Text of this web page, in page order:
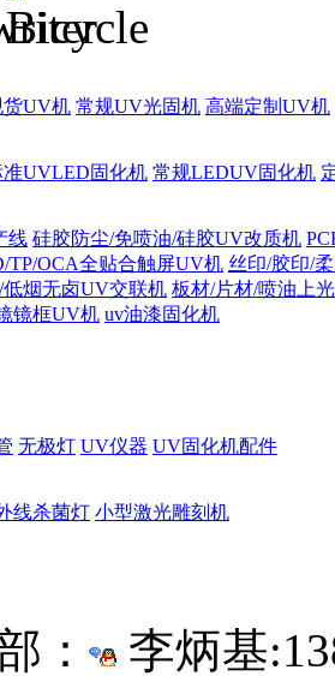
货UV机 常规UV光固机 高端定制UV机
准UVLED固化机 常规LEDUV固化机
线 硅胶防尘/免喷油/硅胶UV改质机
TP/OCA全贴合触屏UV机 丝印/胶印/
低烟无卤UV交联机 板材/片材/喷油上
镜框UV机 uv油漆固化机
无极灯 UV仪器 UV固化机配件
线杀菌灯 小型激光雕刻机
： 李炳基: